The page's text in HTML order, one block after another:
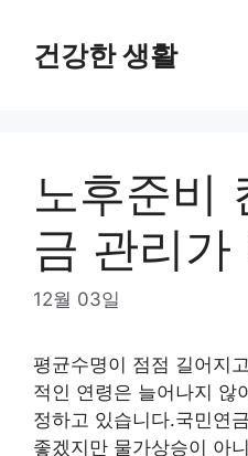
content건강한 생활
노후준비
금 관리가
12월 03일
평균수명이 점점 길어지
적인 연령은 늘어나지 않
정하고 있습니다.국민연
좋겠지만 물가상승이 아